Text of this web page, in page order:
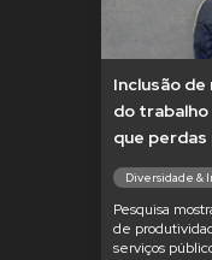
Inclusão
do
que perdas
Diversidade &
Pesquisa
de
serviços